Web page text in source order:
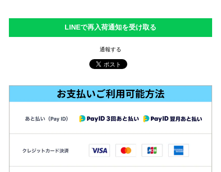
LINEで再入荷通知を受け取る
通報する